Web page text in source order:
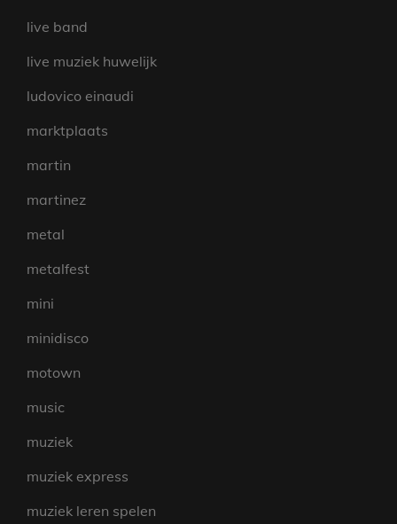
live band
live muziek huwelijk
ludovico einaudi
marktplaats
martin
martinez
metal
metalfest
mini
minidisco
motown
music
muziek
muziek express
muziek leren spelen